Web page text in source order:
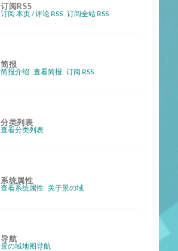
订阅RSS
订阅 本页 / 评论 RSS 订阅全站 RSS
简报
简报介绍 查看简报 订阅 RSS
分类列表
查看分类列表
系统属性
查看系统属性 关于景の域
导航
景の域地图导航